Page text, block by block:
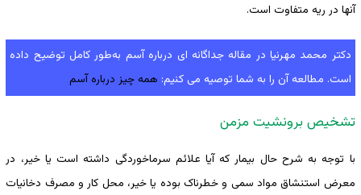
آنها در ریه متفاوت است.
دکتر محمد مهرنیا در مقاله جداگانه ای درباره آسم به‌طور کامل توضیح داده
است. مطالعه آن را به شما توصیه می کنیم: همه چیز درباره آسم
تشخیص برونشیت مزمن
با توجه به شرح حال بیمار که آیا علائم سرماخوردگی داشته است یا خیر، در
معرض استنشاق مواد سمی و خطرناک بوده یا خیر، محل کار و مصرف دخانیات